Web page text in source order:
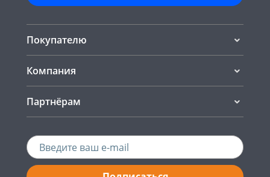
Покупателю
Компания
Партнёрам